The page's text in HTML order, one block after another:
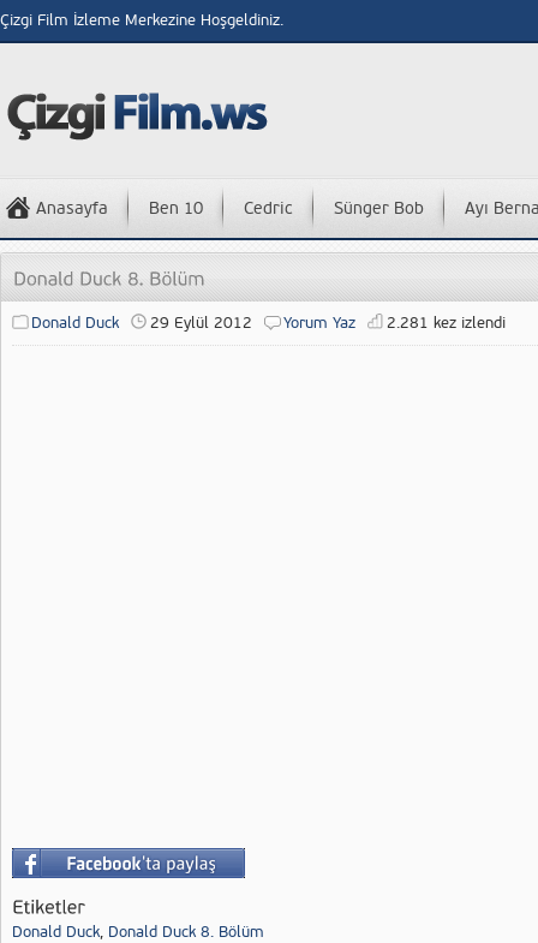
Çizgi Film İzleme Merkezine Hoşgeldiniz.
Anasayfa Ben 10 Cedric Sünger Bob Ayı
Donald Duck 29 Eylül 2012 Yorum Yaz 2.281 kez izlendi
Donald Duck, Donald Duck 8. Bölüm